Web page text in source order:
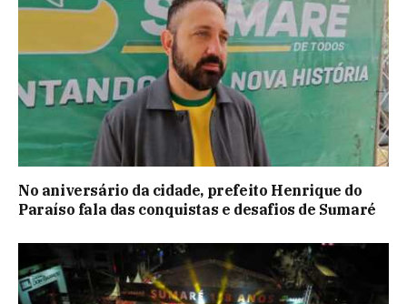
No aniversário da cidade, prefeito Henrique do
Paraíso fala das conquistas e desafios de Sumaré